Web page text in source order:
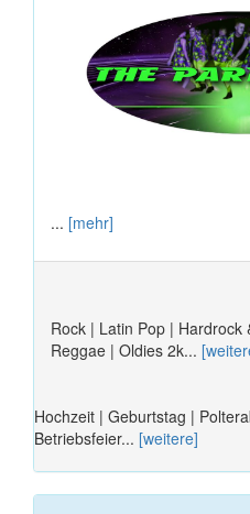
... [mehr]
Rock | Latin Pop | Hardrock
Reggae | Oldies 2k...
Hochzeit | Geburtstag |
Betriebsfeier... [weitere]